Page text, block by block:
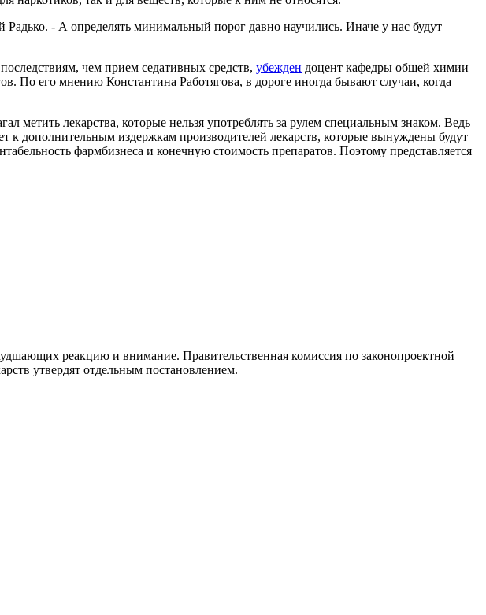
- А определять минимальный порог давно научились. Иначе у нас будут
чем прием седативных средств, убежден доцент кафедры общей химии
По его мнению Константина Работягова, в дороге иногда бывают случаи, когда
метить лекарства, которые нельзя употреблять за рулем специальным знаком. Ведь
к дополнительным издержкам производителей лекарств, которые вынуждены будут
фармбизнеса и конечную стоимость препаратов. Поэтому представляется
реакцию и внимание. Правительственная комиссия по законопроектной
утвердят отдельным постановлением.